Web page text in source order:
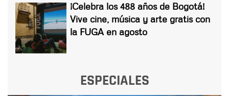
¡Celebra los 488 años de Bogotá!
Vive cine, música y arte gratis con
la FUGA en agosto
ESPECIALES